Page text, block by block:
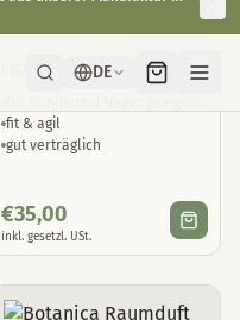
CBD Öl für Tiere <30kg
fit & agil
gut verträglich
€35,00
inkl. gesetzl. USt.